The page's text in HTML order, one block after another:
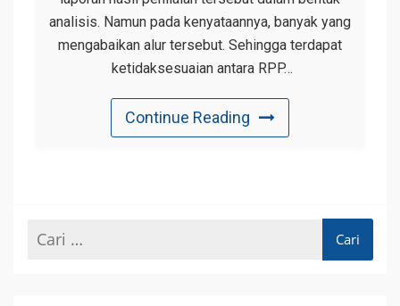
analisis. Namun pada kenyataannya, banyak yang
mengabaikan alur tersebut. Sehingga terdapat
ketidaksesuaian antara RPP…
Continue Reading